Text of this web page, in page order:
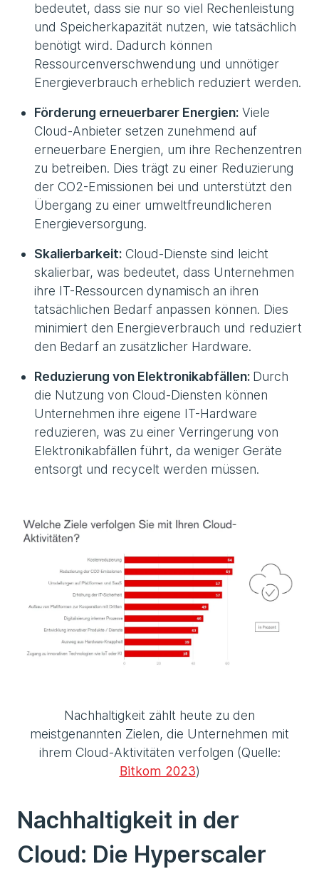
bedeutet, dass sie nur so viel Rechenleistung
und Speicherkapazität nutzen, wie tatsächlich
benötigt wird. Dadurch können
Ressourcenverschwendung und unnötiger
Energieverbrauch erheblich reduziert werden.
Förderung erneuerbarer Energien: Viele
Cloud-Anbieter setzen zunehmend auf
erneuerbare Energien, um ihre Rechenzentren
zu betreiben. Dies trägt zu einer Reduzierung
der CO2-Emissionen bei und unterstützt den
Übergang zu einer umweltfreundlicheren
Energieversorgung.
Skalierbarkeit: Cloud-Dienste sind leicht
skalierbar, was bedeutet, dass Unternehmen
ihre IT-Ressourcen dynamisch an ihren
tatsächlichen Bedarf anpassen können. Dies
minimiert den Energieverbrauch und reduziert
den Bedarf an zusätzlicher Hardware.
Reduzierung von Elektronikabfällen: Durch
die Nutzung von Cloud-Diensten können
Unternehmen ihre eigene IT-Hardware
reduzieren, was zu einer Verringerung von
Elektronikabfällen führt, da weniger Geräte
entsorgt und recycelt werden müssen.
Nachhaltigkeit zählt heute zu den
meistgenannten Zielen, die Unternehmen mit
ihrem Cloud-Aktivitäten verfolgen (Quelle:
Bitkom 2023)
Nachhaltigkeit in der
Cloud: Die Hyperscaler